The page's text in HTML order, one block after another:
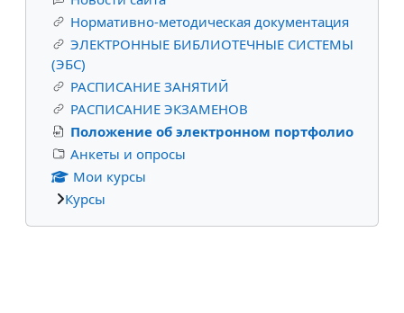
Нормативно-методическая документация
ЭЛЕКТРОННЫЕ БИБЛИОТЕЧНЫЕ СИСТЕМЫ
(ЭБС)
РАСПИСАНИЕ ЗАНЯТИЙ
РАСПИСАНИЕ ЭКЗАМЕНОВ
Положение об электронном портфолио
Анкеты и опросы
Мои курсы
Курсы